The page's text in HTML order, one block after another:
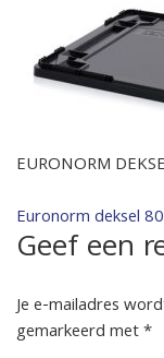
EURONORM
Bericht
navigatie
Euronorm deksel
Geef een
Je e-mailadres
gemarkeerd met*